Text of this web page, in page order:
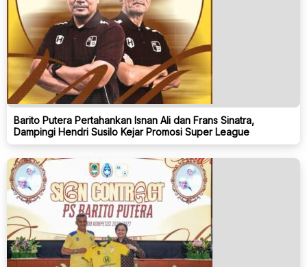
Barito Putera Pertahankan Isnan Ali dan Frans Sinatra,
Dampingi Hendri Susilo Kejar Promosi Super League